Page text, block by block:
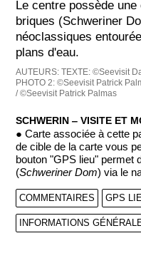
Le centre possède
briques (Schweriner
néoclassiques
plans d'eau.
AUTEURS:TEXTE: ©Seevisit
PHOTO 2: ©Seevisit Patrick
/ ©Seevisit Patrick Palmas
SCHWERIN ‒ VISITE ET
● Carte associée à cette
de cible de la carte vous
bouton "GPS lieu" permet
(Schweriner Dom) via le
COMMENTAIRES GPS
INFORMATIONS